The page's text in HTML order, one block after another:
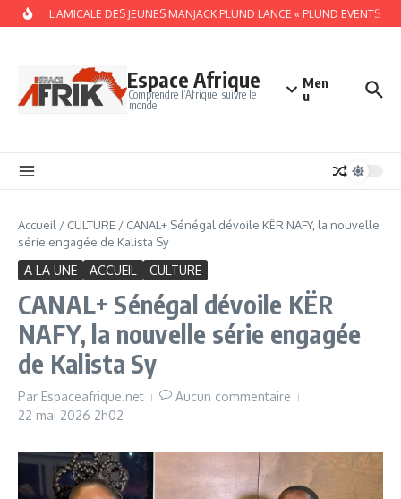
Aller au contenu
L’AMICALE DES JEUNES MANJACK PLUND LANCE « PLUND EVENTS »
Espace Afrique
Comprendre l’Afrique, suivre le
monde.
Men
u
Accueil / CULTURE / CANAL+ Sénégal dévoile KËR NAFY, la nouvelle
série engagée de Kalista Sy
A LA UNE ACCUEIL CULTURE
CANAL+ Sénégal dévoile KËR
NAFY, la nouvelle série engagée
de Kalista Sy
Par Espaceafrique.net
Aucun commentaire
22 mai 2026 2h02